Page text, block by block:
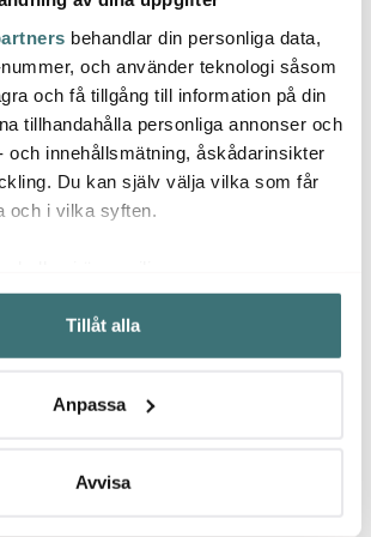
behandlar din personliga data,
och använder teknologi såsom
och få tillgång till information på din
tillhandahålla personliga annonser och
och innehållsmätning, åskådarinsikter
Du kan själv välja vilka som får
och i vilka syften.
om din geografiska plats som
på upp till flera meter
enhet genom att aktivt skanna den för
hur dina personliga uppgifter
dra tillbaka ditt samtycke när som
Tillåt alla
Anpassa
Avvisa
50%
Royal Porcelain
Angelina Platinum
Tallrik 22,5 cm Vit
265 kr 529 kr
50%
Lagerrensning
205